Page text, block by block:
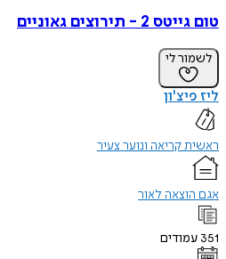
טום גייטס 2 - תירוצים גאוניים
לשמור לי
ליז פיצ'ון
ראשית קריאה ונוער צעיר
אגם הוצאה לאור
351 עמודים